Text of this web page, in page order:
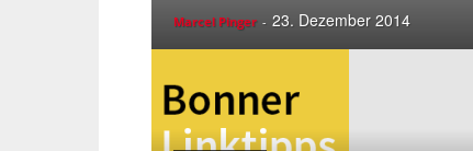
Marcel Pinger - 23. Dezember 2014